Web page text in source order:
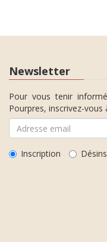
Newsletter
Pour vous tenir
Pourpres, inscrivez-
Inscription